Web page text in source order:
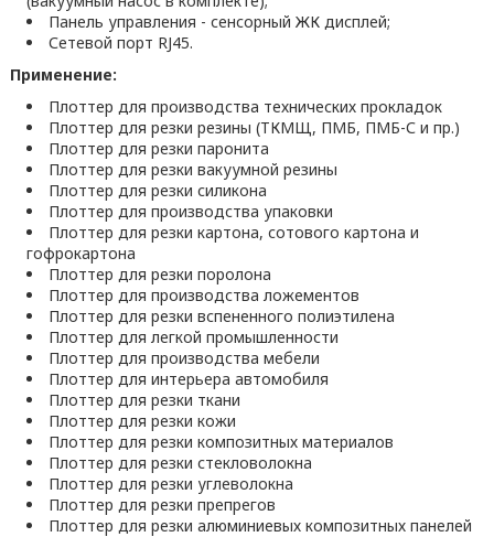
Панель управления - сенсорный ЖК дисплей;
Сетевой порт RJ45.
Применение:
Плоттер для производства технических прокладок
Плоттер для резки резины (ТКМЩ, ПМБ, ПМБ-С и пр.)
Плоттер для резки паронита
Плоттер для резки вакуумной резины
Плоттер для резки силикона
Плоттер для производства упаковки
Плоттер для резки картона, сотового картона и
гофрокартона
Плоттер для резки поролона
Плоттер для производства ложементов
Плоттер для резки вспененного полиэтилена
Плоттер для легкой промышленности
Плоттер для производства мебели
Плоттер для интерьера автомобиля
Плоттер для резки ткани
Плоттер для резки кожи
Плоттер для резки композитных материалов
Плоттер для резки стекловолокна
Плоттер для резки углеволокна
Плоттер для резки препрегов
Плоттер для резки алюминиевых композитных панелей